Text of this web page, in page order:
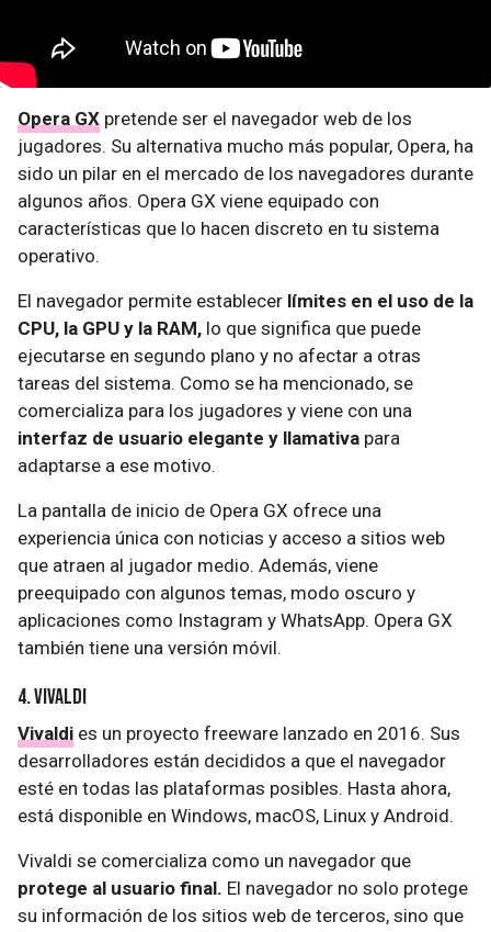
Opera GX pretende ser el navegador web de los
jugadores. Su alternativa mucho más popular, Opera, ha
sido un pilar en el mercado de los navegadores durante
algunos años. Opera GX viene equipado con
características que lo hacen discreto en tu sistema
operativo.
El navegador permite establecer límites en el uso de la
CPU, la GPU y la RAM, lo que significa que puede
ejecutarse en segundo plano y no afectar a otras
tareas del sistema. Como se ha mencionado, se
comercializa para los jugadores y viene con una
interfaz de usuario elegante y llamativa para
adaptarse a ese motivo.
La pantalla de inicio de Opera GX ofrece una
experiencia única con noticias y acceso a sitios web
que atraen al jugador medio. Además, viene
preequipado con algunos temas, modo oscuro y
aplicaciones como Instagram y WhatsApp. Opera GX
también tiene una versión móvil.
4. Vivaldi
Vivaldi es un proyecto freeware lanzado en 2016. Sus
desarrolladores están decididos a que el navegador
esté en todas las plataformas posibles. Hasta ahora,
está disponible en Windows, macOS, Linux y Android.
Vivaldi se comercializa como un navegador que
protege al usuario final. El navegador no solo protege
su información de los sitios web de terceros, sino que